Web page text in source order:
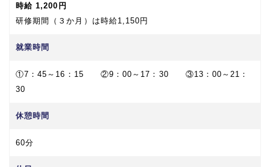
時給 1,200円
研修期間（３か月）は時給1,150円
就業時間
①7：45～16：15 ②9：00～17：30 ③13：00～21：
30
休憩時間
60分